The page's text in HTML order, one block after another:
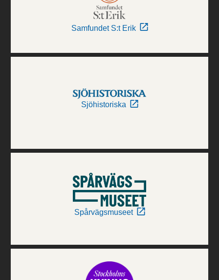
Samfundet S:t Erik
Sjöhistoriska
Spårvägsmuseet